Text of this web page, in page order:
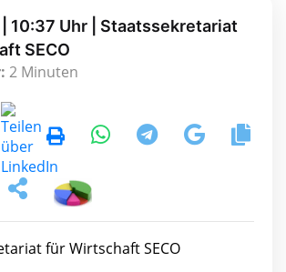
10:37 Uhr | Staatssekretariat
SECO
2 Minuten